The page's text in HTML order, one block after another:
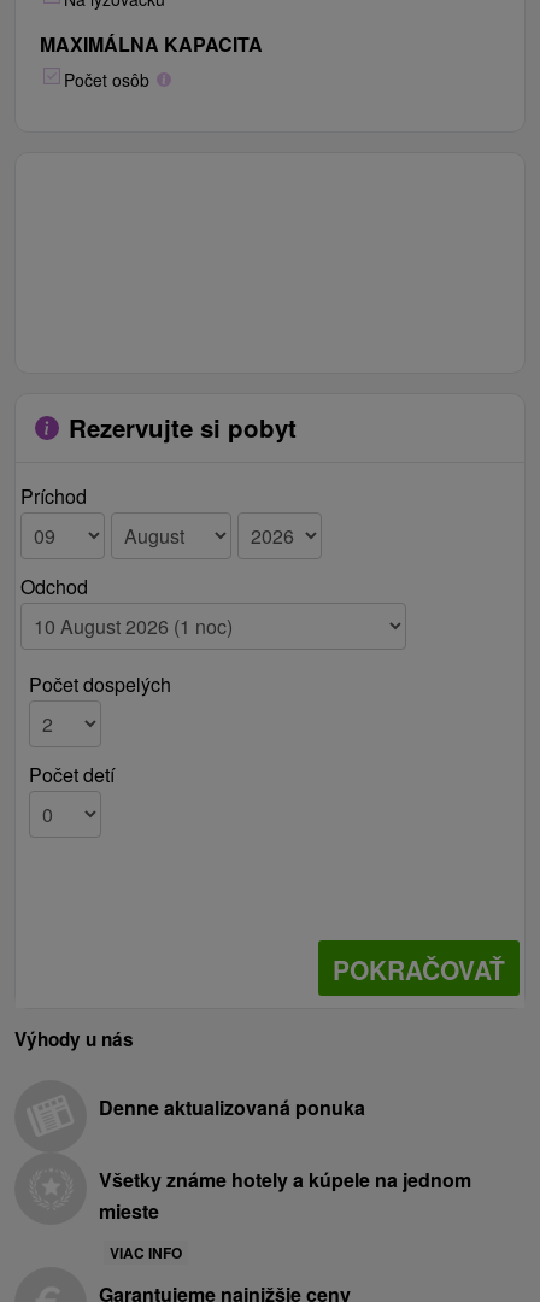
MAXIMÁLNA KAPACITA
Počet osôb
Rezervujte si pobyt
Príchod
Odchod
Počet dospelých
Počet detí
POKRAČOVAŤ
Výhody u nás
Denne aktualizovaná ponuka
Všetky známe hotely a kúpele na jednom
mieste
VIAC INFO
Garantujeme najnižšie ceny